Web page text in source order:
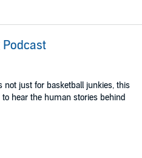
not just for basketball junkies, this
hear the human stories behind